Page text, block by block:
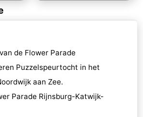
de Flower Parade
Puzzelspeurtocht in het
aan Zee.
Parade Rijnsburg-Katwijk-